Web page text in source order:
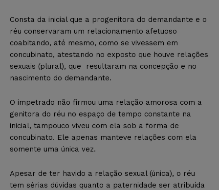
Consta da inicial que a progenitora do demandante e o
réu conservaram um relacionamento afetuoso
coabitando, até mesmo, como se vivessem em
concubinato, atestando no exposto que houve relações
sexuais (plural), que resultaram na concepção e no
nascimento do demandante.
O impetrado não firmou uma relação amorosa com a
genitora do réu no espaço de tempo constante na
inicial, tampouco viveu com ela sob a forma de
concubinato. Ele apenas manteve relações com ela
somente uma única vez.
Apesar de ter havido a relação sexual (única), o réu
tem sérias dúvidas quanto a paternidade ser atribuída